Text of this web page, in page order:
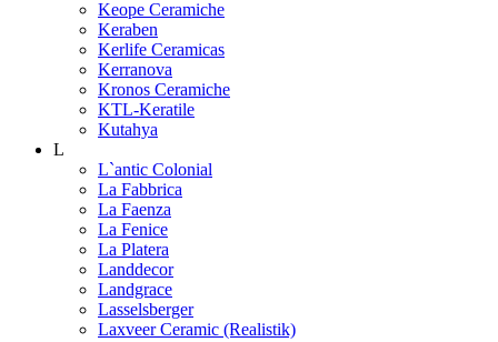
Keope Ceramiche
Keraben
Kerlife Ceramicas
Kerranova
Kronos Ceramiche
KTL-Keratile
Kutahya
L
L`antic Colonial
La Fabbrica
La Faenza
La Fenice
La Platera
Landdecor
Landgrace
Lasselsberger
Laxveer Ceramic (Realistik)